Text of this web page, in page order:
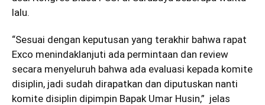
lalu.
“Sesuai dengan keputusan yang terakhir bahwa rapat
Exco menindaklanjuti ada permintaan dan review
secara menyeluruh bahwa ada evaluasi kepada komite
disiplin, jadi sudah dirapatkan dan diputuskan nanti
komite disiplin dipimpin Bapak Umar Husin,” jelas